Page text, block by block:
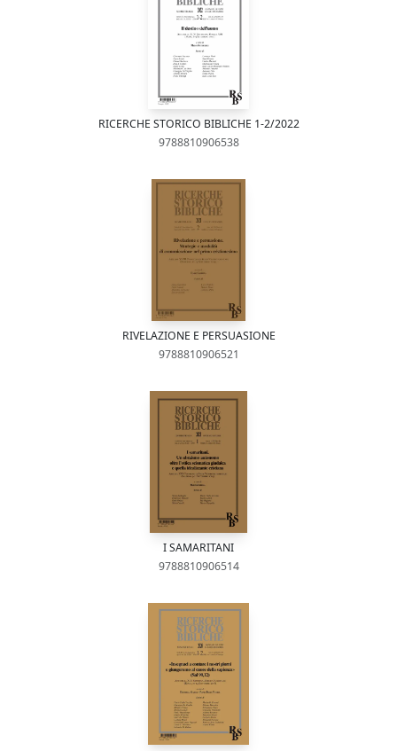
RICERCHE STORICO BIBLICHE 1-2/2022
9788810906538
RIVELAZIONE E PERSUASIONE
9788810906521
I SAMARITANI
9788810906514